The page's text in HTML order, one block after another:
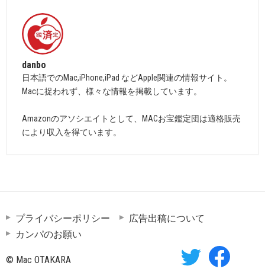
danbo
日本語でのMac,iPhone,iPad などApple関連の情報サイト。
Macに捉われず、様々な情報を掲載しています。
Amazonのアソシエイトとして、MACお宝鑑定団は適格販売
により収入を得ています。
プライバシーポリシー
広告出稿について
カンパのお願い
© Mac OTAKARA